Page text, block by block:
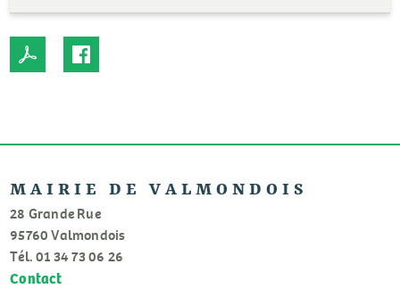
MAIRIE DE VALMONDOIS
28 Grande Rue
95760 Valmondois
Tél. 01 34 73 06 26
Contact